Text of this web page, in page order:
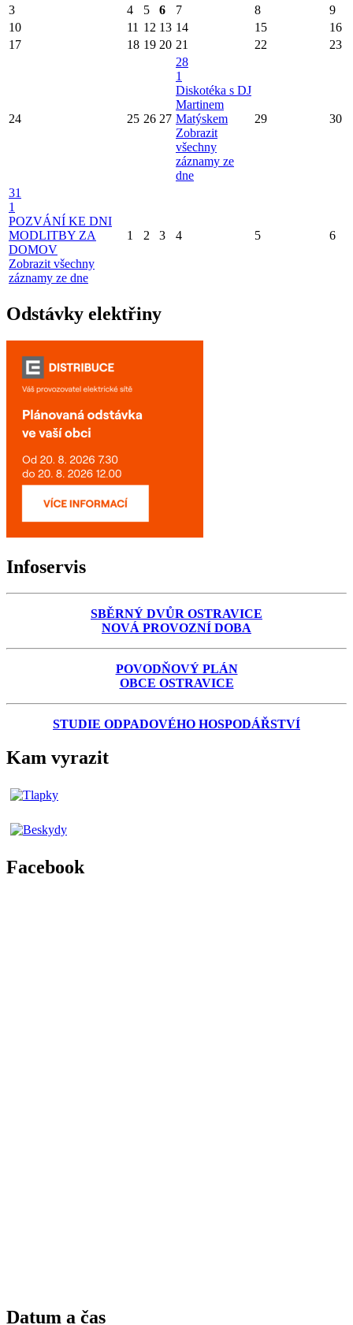
3 4 5 6 7 8
9
10
11 12 13 14 15
16
17
18 19 20 21 22 23
24 25 26 27
28
1
Diskotéka s DJ
Martinem
Matýskem
Zobrazit
všechny
záznamy ze
dne
29 30
31
1
POZVÁNÍ KE DNI
MODLITBY ZA
DOMOV
Zobrazit všechny
záznamy ze dne
1 2 3 4 5 6
Odstávky elektřiny
Infoservis
SBĚRNÝ DVŮR OSTRAVICE
NOVÁ PROVOZNÍ DOBA
POVODŇOVÝ PLÁN
OBCE OSTRAVICE
STUDIE ODPADOVÉHO HOSPODÁŘSTVÍ
Kam vyrazit
Facebook
Datum a čas